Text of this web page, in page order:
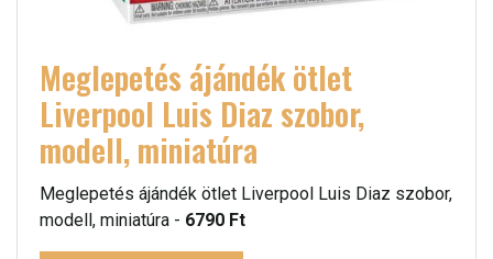
Meglepetés ájándék ötlet
Liverpool Luis Diaz szobor,
modell, miniatúra
Meglepetés ájándék ötlet Liverpool Luis Diaz szobor,
modell, miniatúra - 6790 Ft